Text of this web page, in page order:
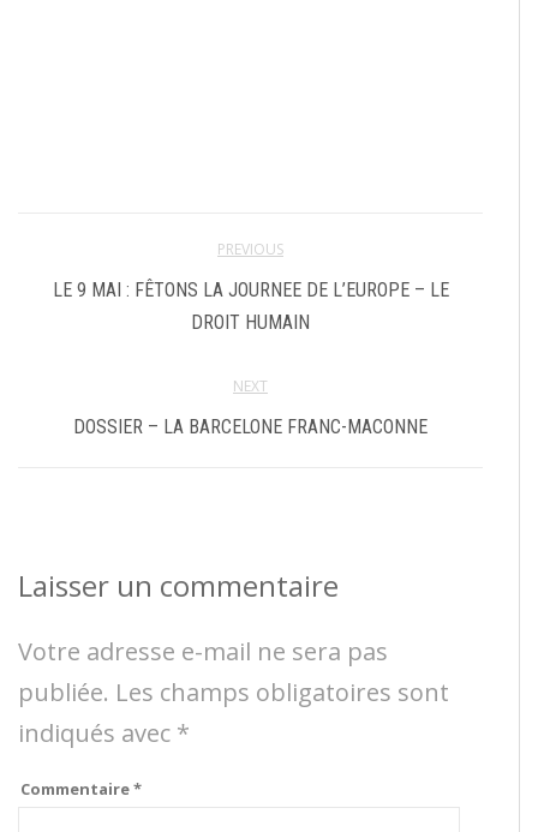
PREVIOUS
LE 9 MAI : FÊTONS LA JOURNEE DE L’EUROPE – LE
DROIT HUMAIN
NEXT
DOSSIER – LA BARCELONE FRANC-MACONNE
Laisser un commentaire
Votre adresse e-mail ne sera pas
publiée. Les champs obligatoires sont
indiqués avec *
Commentaire*